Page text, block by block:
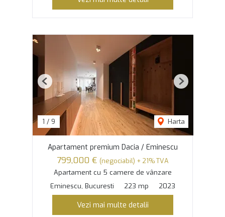
1 / 9 Harta
Previous Next
Apartament premium Dacia / Eminescu
799,000 € (negociabil) + 21% TVA
Apartament cu 5 camere de vânzare
Eminescu, Bucuresti
223 mp 2023
Vezi mai multe detalii